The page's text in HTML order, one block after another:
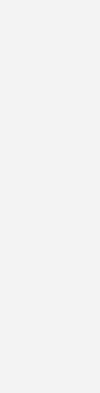
zwischen Volytica
Batteriediagnose mit
direkte API-Integration soll
weniger Schäden,
von Phoenix Contact
Services